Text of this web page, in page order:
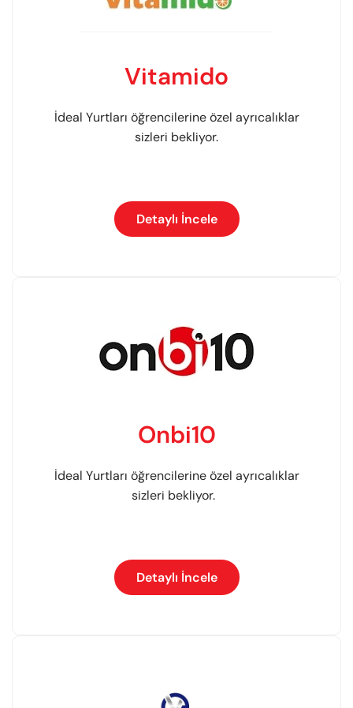
Vitamido
İdeal Yurtları öğrencilerine özel ayrıcalıklar
sizleri bekliyor.
Detaylı İncele
Onbi10
İdeal Yurtları öğrencilerine özel ayrıcalıklar
sizleri bekliyor.
Detaylı İncele